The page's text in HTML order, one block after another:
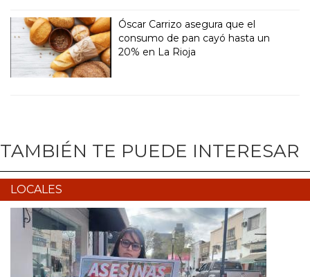
Óscar Carrizo asegura que el
consumo de pan cayó hasta un
20% en La Rioja
TAMBIÉN TE PUEDE INTERESAR
LOCALES